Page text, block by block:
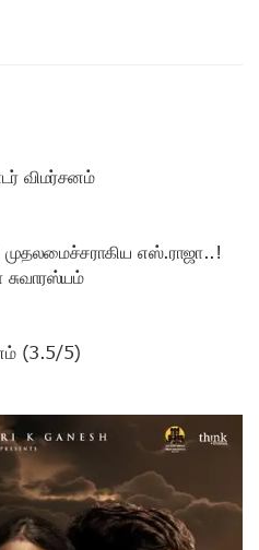
விமர்சனம்
எஸ்.ராஜா..!
சுவாரஸ்யம்
(3.5/5)